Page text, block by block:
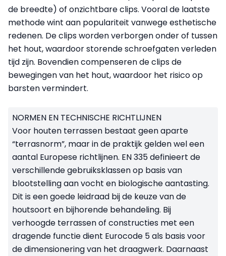
de breedte) of onzichtbare clips. Vooral de laatste
methode wint aan populariteit vanwege esthetische
redenen. De clips worden verborgen onder of tussen
het hout, waardoor storende schroefgaten verleden
tijd zijn. Bovendien compenseren de clips de
bewegingen van het hout, waardoor het risico op
barsten vermindert.
NORMEN EN TECHNISCHE RICHTLIJNEN
Voor houten terrassen bestaat geen aparte
“terrasnorm”, maar in de praktijk gelden wel een
aantal Europese richtlijnen. EN 335 definieert de
verschillende gebruiksklassen op basis van
blootstelling aan vocht en biologische aantasting.
Dit is een goede leidraad bij de keuze van de
houtsoort en bijhorende behandeling. Bij
verhoogde terrassen of constructies met een
dragende functie dient Eurocode 5 als basis voor
de dimensionering van het draagwerk. Daarnaast